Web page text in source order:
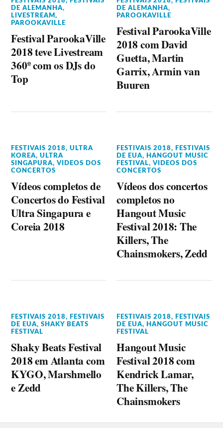
DE ALEMANHA,
LIVESTREAM,
PAROOKAVILLE
Festival ParookaVille
2018 teve Livestream
360º com os DJs do
Top
DE ALEMANHA,
PAROOKAVILLE
Festival ParookaVille
2018 com David
Guetta, Martin
Garrix, Armin van
Buuren
FESTIVAIS 2018,ULTRA
KOREA,ULTRA
SINGAPURA,VIDEOS DOS
CONCERTOS
Vídeos completos de
Concertos do Festival
Ultra Singapura e
Coreia 2018
FESTIVAIS 2018,
FESTIVAIS
DE EUA,
HANGOUT MUSIC
FESTIVAL,VIDEOS DOS
CONCERTOS
Vídeos dos concertos
completos no
Hangout Music
Festival 2018: The
Killers, The
Chainsmokers, Zedd
FESTIVAIS 2018,
FESTIVAIS
DE EUA,SHAKY BEATS
FESTIVAL
Shaky Beats Festival
2018 em Atlanta com
KYGO, Marshmello
e Zedd
FESTIVAIS 2018,
FESTIVAIS
DE EUA,
HANGOUT MUSIC
FESTIVAL
Hangout Music
Festival 2018 com
Kendrick Lamar,
The Killers, The
Chainsmokers